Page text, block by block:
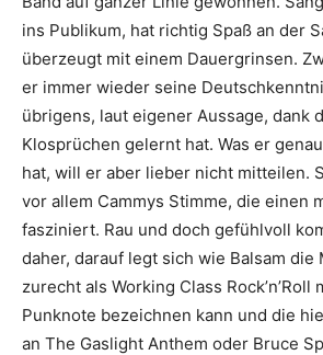
ins Publikum, hat richtig Spaß an der
überzeugt mit einem Dauergrinsen.
er immer wieder seine
übrigens, laut eigener Aussage, dank
Klosprüchen gelernt hat. Was er
hat, will er aber lieber nicht mitteilen.
vor allem Cammys Stimme, die einen
fasziniert. Rau und doch gefühlvoll
daher, darauf legt sich wie Balsam die
zurecht als Working Class Rock’n’Roll
Punknote bezeichnen kann und die
an The Gaslight Anthem oder Bruce